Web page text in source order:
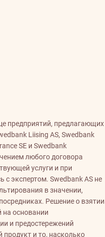
предприятий, предлагающих
Liising AS, Swedbank
SE и Swedbank
любого договора
услуги и при
с экспертом. Swedbank AS не
в значении,
Решение о взятии
основании
и предостережений
и то, насколько